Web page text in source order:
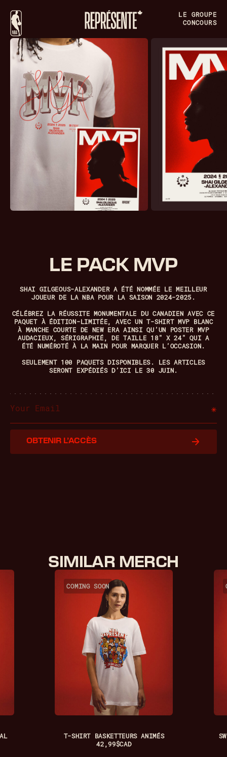
LE GROUPE
CONCOURS
LE PACK MVP
SHAI GILGEOUS-ALEXANDER A ÉTÉ NOMMÉE LE MEILLEUR
JOUEUR DE LA NBA POUR LA SAISON 2024-2025.
CÉLÉBREZ LA RÉUSSITE MONUMENTALE DU CANADIEN AVEC CE
PAQUET À ÉDITION-LIMITÉE, AVEC UN T-SHIRT MVP BLANC
À MANCHE COURTE DE NEW ERA AINSI QU’UN POSTER MVP
AUDACIEUX, SÉRIGRAPHIÉ, DE TAILLE 18″ X 24″ QUI A
ÉTÉ NUMÉROTÉ À LA MAIN POUR MARQUER L’OCCASION.
SEULEMENT 100 PAQUETS DISPONIBLES. LES ARTICLES
SERONT EXPÉDIÉS D’ICI LE 30 JUIN.
OBTENIR L’ACCÈS
SIMILAR MERCH
COMING SOON
T-SHIRT BASKETTEURS ANIMÉS
42,99$CAD